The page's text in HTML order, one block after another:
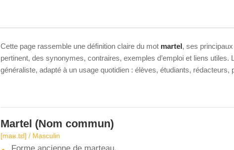
Cette page rassemble une définition claire du mot martel, ses
pertinent, des synonymes, contraires, exemples d’emploi et liens
généraliste, adapté à un usage quotidien : élèves, étudiants,
Martel (Nom commun)
[maʁ.tɛl] / Masculin